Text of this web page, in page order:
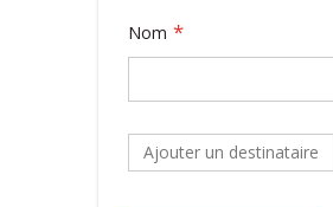
Nom
Ajouter un destinataire